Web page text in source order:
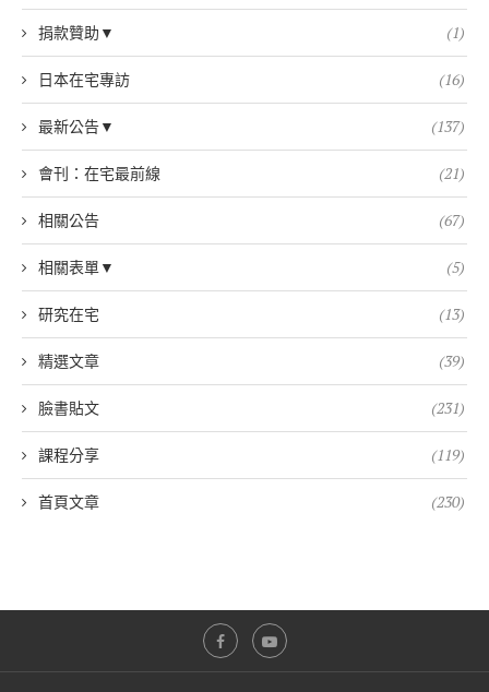
捐款贊助▼ (1)
日本在宅專訪 (16)
最新公告▼ (137)
會刊：在宅最前線 (21)
相關公告 (67)
相關表單▼ (5)
研究在宅 (13)
精選文章 (39)
臉書貼文 (231)
課程分享 (119)
首頁文章 (230)